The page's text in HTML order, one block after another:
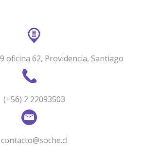
oficina 62, Providencia, Santiago
(+56) 2 22093503
contacto@soche.cl